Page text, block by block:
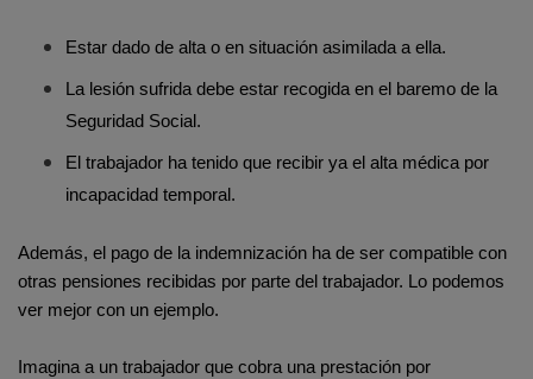
Estar dado de alta o en situación asimilada a ella.
La lesión sufrida debe estar recogida en el baremo de la
Seguridad Social.
El trabajador ha tenido que recibir ya el alta médica por
incapacidad temporal.
Además, el pago de la indemnización ha de ser compatible con
otras pensiones recibidas por parte del trabajador. Lo podemos
ver mejor con un ejemplo.
Imagina a un trabajador que cobra una prestación por